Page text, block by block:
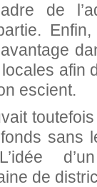
de
afin
escient.
sans
de